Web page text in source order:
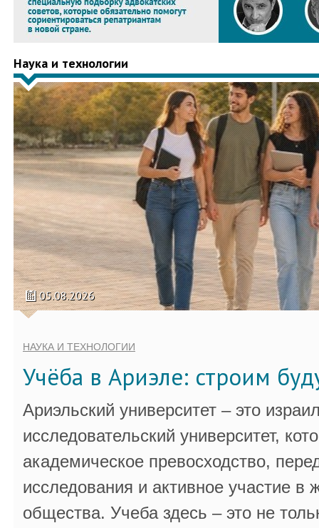
Наука и технологии
05.08.2026
НАУКА И ТЕХНОЛОГИИ
Учёба в Ариэле: строим
Ариэльский университет – это
исследовательский университет,
академическое превосходство,
исследования и активное участие в
общества. Учеба здесь – это не